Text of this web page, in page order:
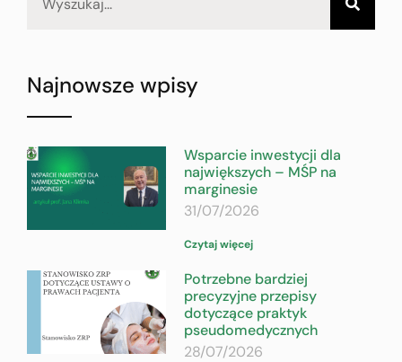
Najnowsze wpisy
Wsparcie inwestycji dla
największych – MŚP na
marginesie
31/07/2026
Czytaj więcej
Potrzebne bardziej
precyzyjne przepisy
dotyczące praktyk
pseudomedycznych
28/07/2026